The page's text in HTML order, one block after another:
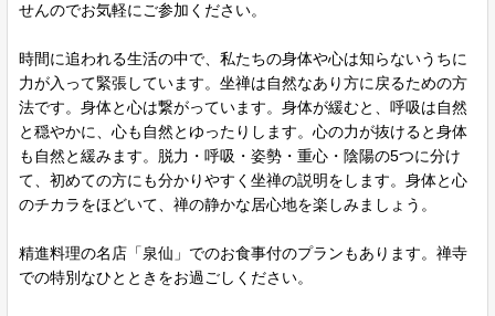
せんのでお気軽にご参加ください。
時間に追われる生活の中で、私たちの身体や心は知らないうちに
力が入って緊張しています。坐禅は自然なあり方に戻るための方
法です。身体と心は繋がっています。身体が緩むと、呼吸は自然
と穏やかに、心も自然とゆったりします。心の力が抜けると身体
も自然と緩みます。脱力・呼吸・姿勢・重心・陰陽の5つに分け
て、初めての方にも分かりやすく坐禅の説明をします。身体と心
のチカラをほどいて、禅の静かな居心地を楽しみましょう。
精進料理の名店「泉仙」でのお食事付のプランもあります。禅寺
での特別なひとときをお過ごしください。